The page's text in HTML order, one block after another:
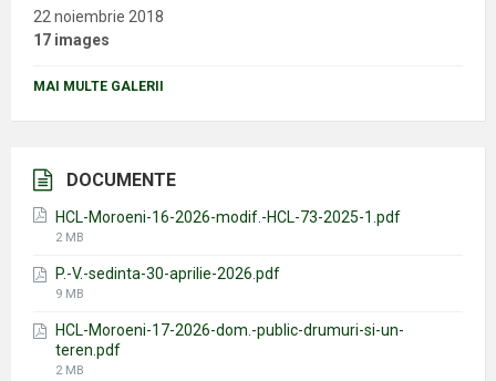
22 noiembrie 2018
17 images
MAI MULTE GALERII
DOCUMENTE
HCL-Moroeni-16-2026-modif.-HCL-73-2025-1.pdf
File
2 MB
P.-V.-sedinta-30-aprilie-2026.pdf
File
9 MB
HCL-Moroeni-17-2026-dom.-public-drumuri-si-un-
teren.pdf
File
2 MB